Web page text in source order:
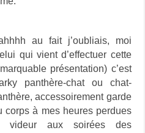
au fait j’oubliais, moi
qui vient d’effectuer cette
présentation) c’est
panthère-chat ou chat-
accessoirement garde
corps à mes heures perdues
videur aux soirées des